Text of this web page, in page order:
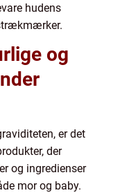
hudens
og
er det
der
og ingredienser
mor og baby.